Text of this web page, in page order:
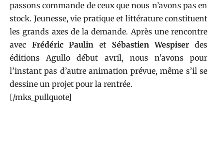
passons commande de ceux que nous n’avons pas en
stock. Jeunesse, vie pratique et littérature constituent
les grands axes de la demande. Après une rencontre
avec Frédéric Paulin et Sébastien Wespiser des
éditions Agullo début avril, nous n’avons pour
l’instant pas d’autre animation prévue, même s’il se
dessine un projet pour la rentrée.
[/mks_pullquote]